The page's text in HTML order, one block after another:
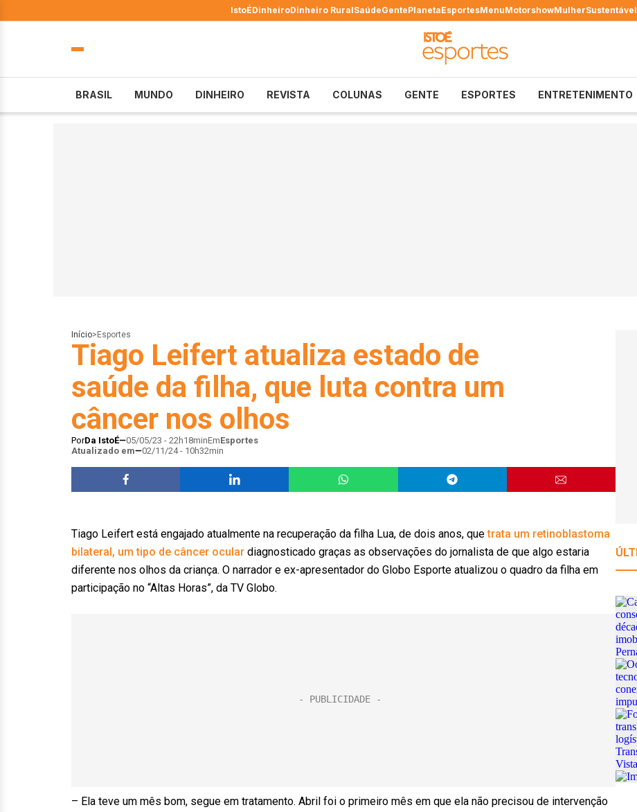
IstoÉDinheiroDinheiro RuralSaúdeGentePlanetaEsportesMenuMotorshowMulherSustentável
BRASIL MUNDO DINHEIRO REVISTA COLUNAS GENTE ESPORTES ENTRETENIMENTO
Início> Esportes
Tiago Leifert atualiza estado de
saúde da filha, que luta contra um
câncer nos olhos
PorDa IstoÉ 05/05/23 - 22h18minEmEsportes
Atualizado em
02/11/24 - 10h32min
Tiago Leifert está engajado atualmente na recuperação da filha Lua, de dois anos, quetrata um retinoblastoma
bilateral, um tipo de câncer ocular diagnosticado graças as observações do jornalista de que algo estaria
diferente nos olhos da criança. O narrador e ex-apresentador do Globo Esporte atualizou o quadro da filha em
participação no “Altas Horas”, da TV Globo.
– Ela teve um mês bom, segue em tratamento. Abril foi o primeiro mês em que ela não precisou de intervenção